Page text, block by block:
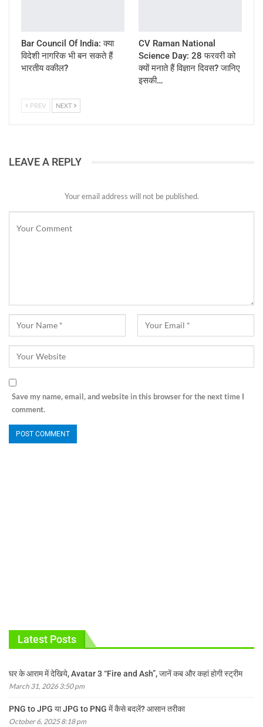
Bar Council Of India: क्या
विदेशी नागरिक भी बन सकते हैं
भारतीय वकील?
CV Raman National
Science Day: 28 फरवरी को
क्यों मनाते हैं विज्ञान दिवस? जानिए
इसकी…
PREV NEXT
LEAVE A REPLY
Your email address will not be published.
Save my name, email, and website in this browser for the next time I
comment.
Latest Posts
घर के आराम में देखिये, Avatar 3 “Fire and Ash”, जानें कब और कहां होगी स्ट्रीम
March 31, 2026 3:50 pm
PNG to JPG या JPG to PNG में कैसे बदलें? आसान तरीका
October 6, 2025 8:18 pm